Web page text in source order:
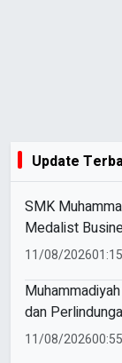
Update
SMK
Medalist
11/08/202601:15
dan
11/08/202600:55